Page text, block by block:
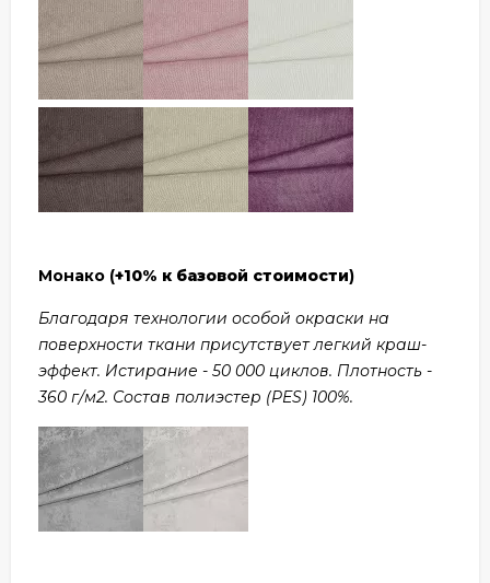
Монако (+10% к базовой стоимости)
Благодаря технологии особой окраски на
поверхности ткани присутствует легкий краш-
эффект. Истирание - 50 000 циклов. Плотность -
360 г/м2. Состав полиэстер (PES) 100%.